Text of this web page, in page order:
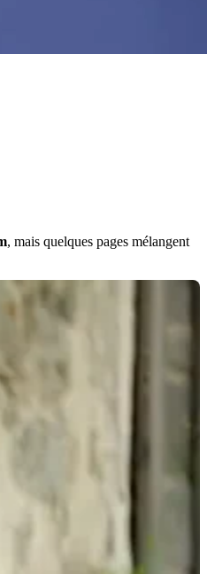
, mais quelques pages mélangent